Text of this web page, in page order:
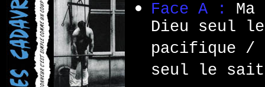
Face A :
Dieu seul
pacifique /
seul le sait